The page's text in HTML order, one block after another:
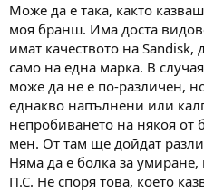
Може да е така, както
моя бранш. Има доста
имат качеството на
само на една марка. В
може да не е по-различен,
еднакво напълнени или
непробиването на някоя от
мен. От там ще дойдат
Няма да е болка за умиране,
П.С. Не споря това, което